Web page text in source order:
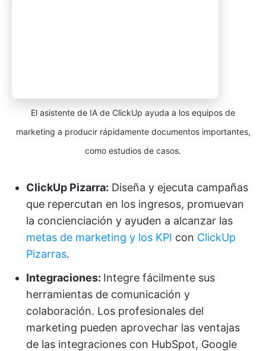
El asistente de IA de ClickUp ayuda a los equipos de
marketing a producir rápidamente documentos importantes,
como estudios de casos.
ClickUp Pizarra: Diseña y ejecuta campañas
que repercutan en los ingresos, promuevan
la concienciación y ayuden a alcanzar las
metas de marketing y los KPI con ClickUp
Pizarras.
Integraciones: Integre fácilmente sus
herramientas de comunicación y
colaboración. Los profesionales del
marketing pueden aprovechar las ventajas
de las integraciones con HubSpot, Google